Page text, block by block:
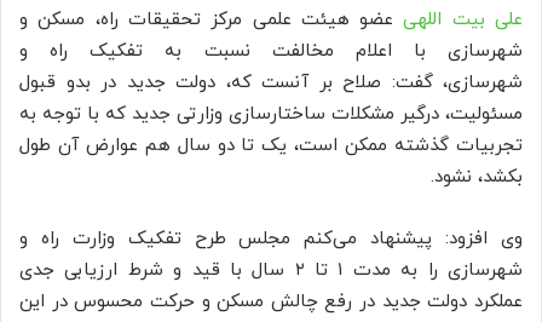
علی بیت اللهیعضو هیئت علمی مرکز تحقیقات راه، مسکن و
شهرسازی با اعلام مخالفت نسبت به تفکیک راه و
شهرسازی، گفت: صلاح بر آنست که، دولت جدید در بدو قبول
مسئولیت، درگیر مشکلات ساختارسازی وزارتی جدید که با توجه به
تجربیات گذشته ممکن است، یک تا دو سال هم عوارض آن طول
بکشد، نشود.
وی افزود: پیشنهاد می‌کنم مجلس طرح تفکیک وزارت راه و
شهرسازی را به مدت ۱ تا ۲ سال با قید و شرط ارزیابی جدی
عملکرد دولت جدید در رفع چالش مسکن و حرکت محسوس در این